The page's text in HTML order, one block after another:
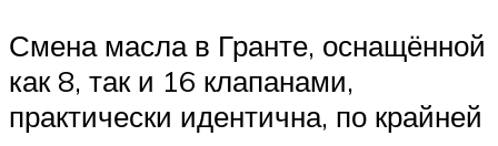
Смена масла в Гранте, оснащённой
как 8, так и 16 клапанами,
практически идентична, по крайней